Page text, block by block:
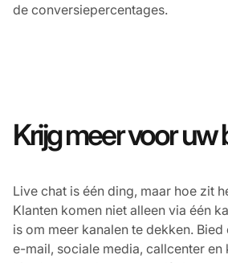
de conversiepercentages.
Krijg meer voor uw
Live chat is één ding, maar hoe zit
Klanten komen niet alleen via één
is om meer kanalen te dekken.
e-mail, sociale media, callcenter en